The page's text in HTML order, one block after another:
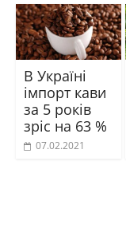
В Україні
імпорт кави
за 5 років
зріс на 63 %
07.02.2021